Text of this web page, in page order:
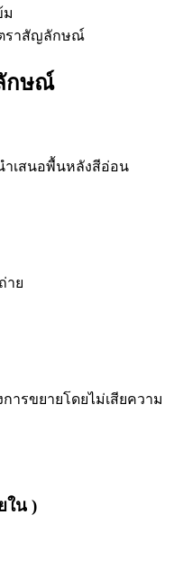
ม
ราสัญลักษณ์
กษณ์
ำเสนอพื้นหลังสีอ่อน
าย
ารขยายโดยไม่เสียความ
ใน )